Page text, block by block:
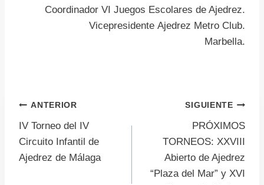
Coordinador VI Juegos Escolares de Ajedrez.
Vicepresidente Ajedrez Metro Club.
Marbella.
Navegación
de
ANTERIOR
IV Torneo del IV
Circuito Infantil de
Ajedrez de Málaga
SIGUIENTE
PRÓXIMOS
TORNEOS: XXVIII
Abierto de Ajedrez
“Plaza del Mar” y XVI